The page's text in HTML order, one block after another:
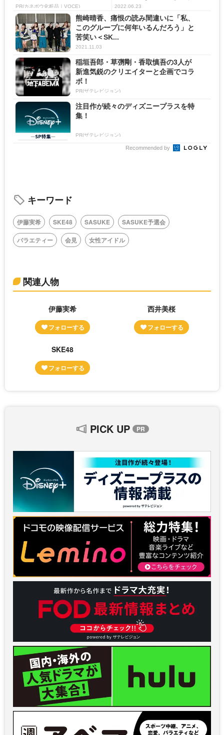
PR(カネボウ化粧品｜VOCE) 2022.06.23
熊崎晴香、痛恨の読み間違いに「私、
このグループに何年いるんだろう」と
苦笑い＜SK...
2021.11.03
稲垣吾郎・草彅剛・香取慎吾の3人が
新進気鋭のクリエイターと企画でコラ
ボ！
PR(ザテレビジョン)
注目作が続々のディズニープラスを特
集！
PR(ザテレビジョン)
Recommended by
キーワード
伊藤実希 SKE48 SASUKE
SASUKE予選会
バラエティー
会見 女性アイドル
関連人物
伊藤実希 西井美桜
SKE48
PICK UP